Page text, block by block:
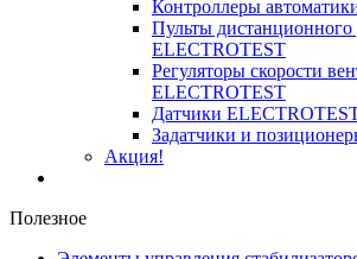
Контроллеры
Пульты дистанционного
ELECTROTEST
Регуляторы скорости
ELECTROTEST
Датчики
Задатчики и
Акция!
Полезное